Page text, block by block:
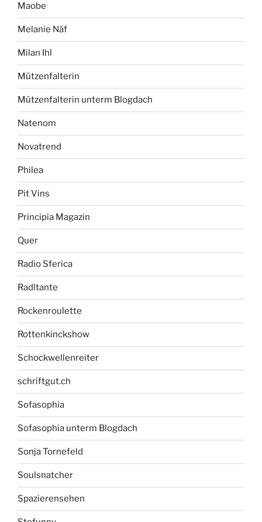
Maobe
Melanie Näf
Milan Ihl
Mützenfalterin
Mützenfalterin unterm Blogdach
Natenom
Novatrend
Philea
Pit Vins
Principia Magazin
Quer
Radio Sferica
Radltante
Rockenroulette
Rottenkinckshow
Schockwellenreiter
schriftgut.ch
Sofasophia
Sofasophia unterm Blogdach
Sonja Tornefeld
Soulsnatcher
Spazierensehen